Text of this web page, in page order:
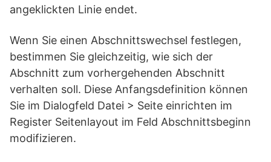
angeklickten Linie endet.
Wenn Sie einen Abschnittswechsel festlegen,
bestimmen Sie gleichzeitig, wie sich der
Abschnitt zum vorhergehenden Abschnitt
verhalten soll. Diese Anfangsdefinition können
Sie im Dialogfeld Datei > Seite einrichten im
Register Seitenlayout im Feld Abschnittsbeginn
modifizieren.